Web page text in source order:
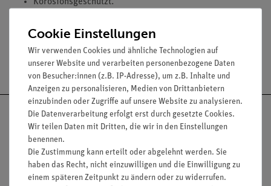
Versandkostenfrei ab 300,- €
Nach oben
Cookie Einstellungen
Wir verwenden Cookies und ähnliche Technologien auf
unserer Website und verarbeiten personenbezogene Daten
von Besucher:innen (z.B. IP-Adresse), um z.B. Inhalte und
Anzeigen zu personalisieren, Medien von Drittanbietern
einzubinden oder Zugriffe auf unsere Website zu analysieren.
Die Datenverarbeitung erfolgt erst durch gesetzte Cookies.
Wir teilen Daten mit Dritten, die wir in den Einstellungen
benennen.
Die Zustimmung kann erteilt oder abgelehnt werden. Sie
haben das Recht, nicht einzuwilligen und die Einwilligung zu
einem späteren Zeitpunkt zu ändern oder zu widerrufen.